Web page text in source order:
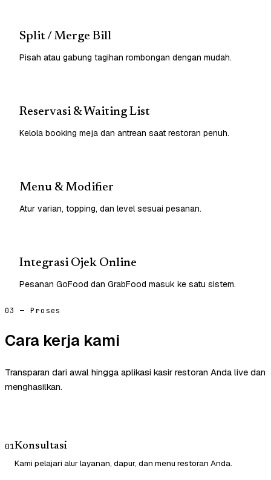
Split / Merge Bill
Pisah atau gabung tagihan rombongan dengan mudah.
Reservasi & Waiting List
Kelola booking meja dan antrean saat restoran penuh.
Menu & Modifier
Atur varian, topping, dan level sesuai pesanan.
Integrasi Ojek Online
Pesanan GoFood dan GrabFood masuk ke satu sistem.
03 — Proses
Cara kerja kami
Transparan dari awal hingga aplikasi kasir restoran Anda live dan
menghasilkan.
01Konsultasi
Kami pelajari alur layanan, dapur, dan menu restoran Anda.